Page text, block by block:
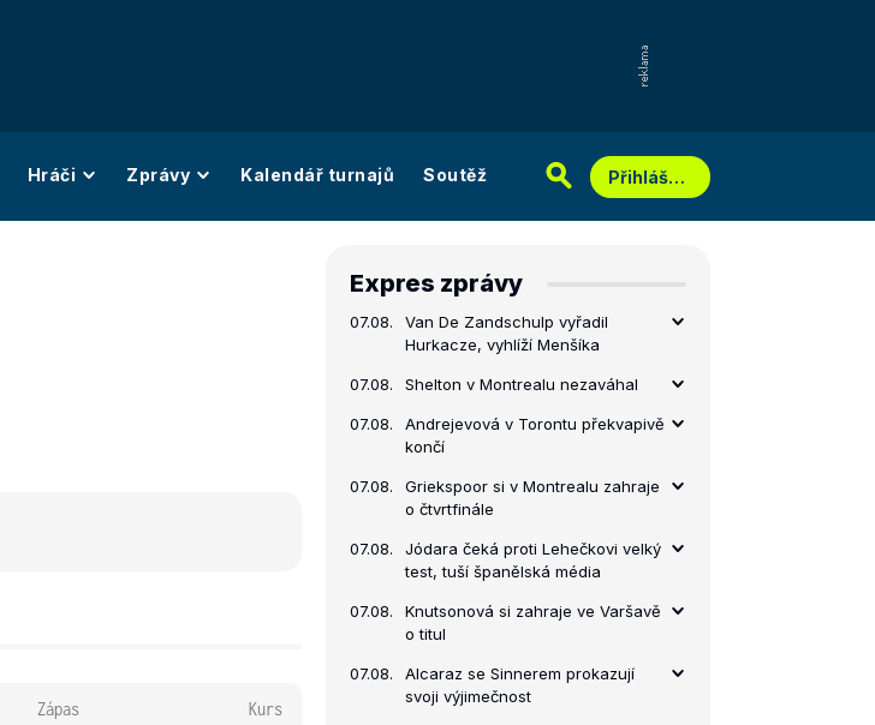
Hráči Zprávy Kalendář turnajů Soutěž Přihlášení
Zápas Kurs
Expres zprávy
07.08.
Van De Zandschulp vyřadil
Hurkacze, vyhlíží Menšíka
07.08. Shelton v Montrealu nezaváhal
07.08.
Andrejevová v Torontu překvapivě
končí
07.08.
Griekspoor si v Montrealu zahraje
o čtvrtfinále
07.08.
Jódara čeká proti Lehečkovi velký
test, tuší španělská média
07.08.
Knutsonová si zahraje ve Varšavě
o titul
07.08.
Alcaraz se Sinnerem prokazují
svoji výjimečnost